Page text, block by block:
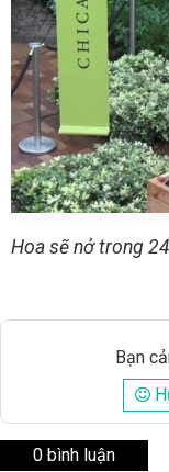
Hoa sẽ nở trong
Bạn
0 bình luận